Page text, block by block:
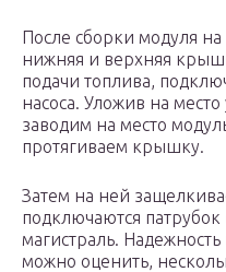
После сборки модуля на
нижняя и верхняя
подачи топлива,
насоса. Уложив на
заводим на место
протягиваем крышку.
Затем на ней
подключаются
магистраль.
можно оценить,